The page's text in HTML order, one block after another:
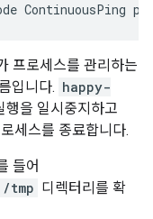
ContinuousPing
프로세스를 관리하는
입니다. happy-
행을 일시중지하고
세스를 종료합니다.
들어
/tmp 디렉터리를 확